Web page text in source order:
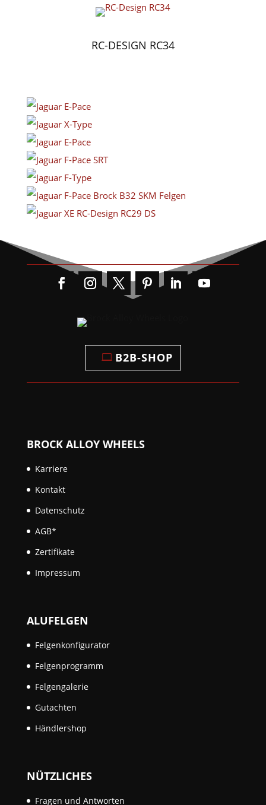
RC-DESIGN RC34
B2B-SHOP
BROCK ALLOY WHEELS
Karriere
Kontakt
Datenschutz
AGB*
Zertifikate
Impressum
ALUFELGEN
Felgenkonfigurator
Felgenprogramm
Felgengalerie
Gutachten
Händlershop
NÜTZLICHES
Fragen und Antworten